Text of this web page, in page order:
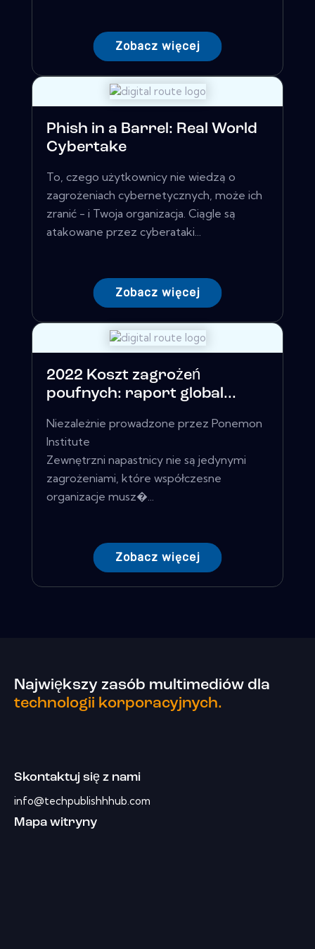
Zobacz więcej
Phish in a Barrel: Real World
Cybertake
To, czego użytkownicy nie wiedzą o
zagrożeniach cybernetycznych, może ich
zranić - i Twoja organizacja. Ciągle są
atakowane przez cyberataki...
Zobacz więcej
2022 Koszt zagrożeń
poufnych: raport global...
Niezależnie prowadzone przez Ponemon
Institute
Zewnętrzni napastnicy nie są jedynymi
zagrożeniami, które współczesne
organizacje musz�...
Zobacz więcej
Największy zasób multimediów dla
technologii korporacyjnych.
Skontaktuj się z nami
info@techpublishhhub.com
Mapa witryny